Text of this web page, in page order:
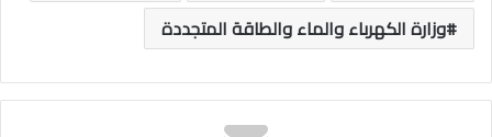
وزارة الكهرباء والماء والطاقة المتجددة